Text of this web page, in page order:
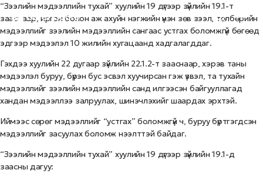
“Зээлийн мэдээллийн тухай” хуулийн 19 дүгээр зүйлийн 19.1-т
зааснаар, иргэн болон аж ахуйн нэгжийн үнэн зөв зээл, төлбөрийн
мэдээллийг зээлийн мэдээллийн сангаас устгах боломжгүй бөгөөд
эдгээр мэдээлэл 10 жилийн хугацаанд хадгалагддаг.
Гэхдээ хуулийн 22 дугаар зүйлийн 22.1.2-т зааснаар, хэрэв таны
мэдээлэл буруу, бүрэн бус эсвэл хуучирсан гэж үзвэл, та тухайн
мэдээллийг зээлийн мэдээллийн санд илгээсэн байгууллагад
хандан мэдээллээ залруулах, шинэчлэхийг шаардах эрхтэй.
Иймээс сөрөг мэдээллийг “устгах” боломжгүй ч, буруу бүртгэгдсэн
мэдээллийг засуулах боломж нээлттэй байдаг.
“Зээлийн мэдээллийн тухай” хуулийн 19 дүгээр зүйлийн 19.1-д
заасны дагуу: